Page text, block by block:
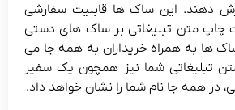
دهند. این ساک ها قابلیت سفارشی
چاپ متن تبلیغاتی بر ساک های دستی
ها به همراه خریداران به همه جا می
تبلیغاتی شما نیز همچون یک سفیر
در همه جا نام شما را نشان خواهد داد.